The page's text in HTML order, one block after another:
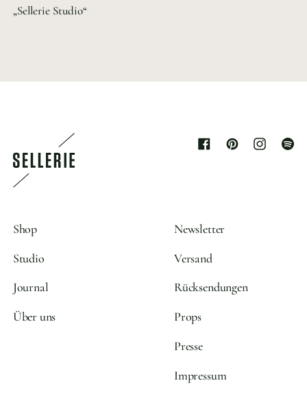
„Sellerie Studio“
Facebook Pinterest Instagram
Shop
Studio
Journal
Über uns
Newsletter
Versand
Rücksendungen
Props
Presse
Impressum